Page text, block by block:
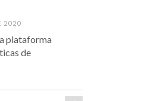
2020
plataforma
de